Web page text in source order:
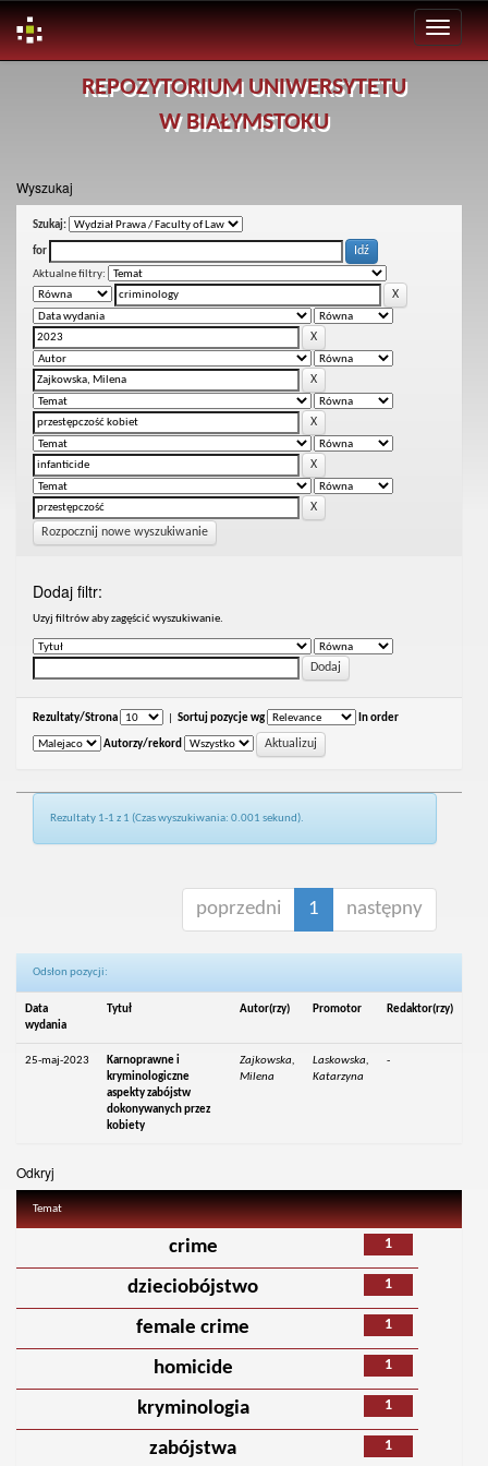
REPOZYTORIUM UNIWERSYTETU
W BIAŁYMSTOKU
Wyszukaj
Szukaj:
for
Aktualne filtry:
Rozpocznij nowe wyszukiwanie
Dodaj filtr:
Uzyj filtrów aby zagęścić wyszukiwanie.
Rezultaty/Strona Sortuj pozycje wg In order
Autorzy/rekord
Rezultaty 1-1 z 1 (Czas wyszukiwania: 0.001 sekund).
poprzedni 1 następny
Odsłon pozycji:
Data
wydania
Tytuł Autor(rzy) Promotor Redaktor(rzy)
25-maj-2023
Karnoprawne i
kryminologiczne
aspekty zabójstw
dokonywanych przez
kobiety
Zajkowska,
Milena
Laskowska,
Katarzyna
-
Odkryj
Temat
1
crime
1
dzieciobójstwo
1
female crime
1
homicide
1
kryminologia
1
zabójstwa